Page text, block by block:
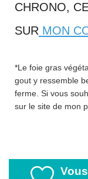
CHRONO,
SUR MON
*Le foie gras
gout y ressemble
ferme. Si vous
sur le site de mon